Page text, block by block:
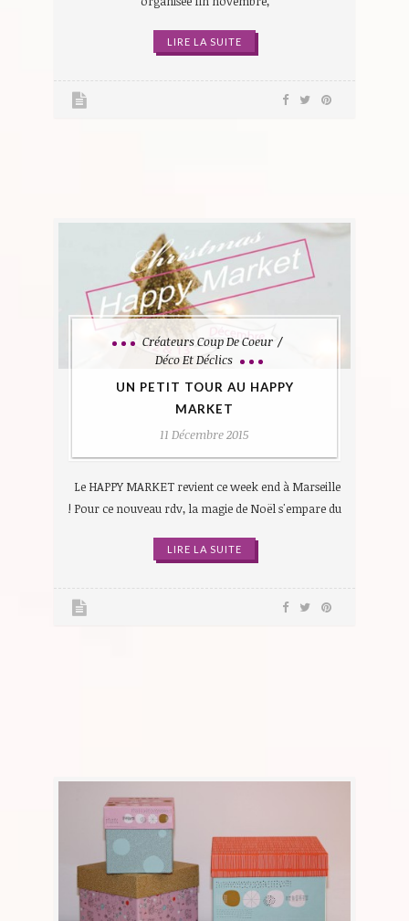
LIRE LA SUITE
Créateurs Coup De Coeur
Déco Et Déclics
UN PETIT TOUR AU HAPPY
MARKET
11 Décembre 2015
Le HAPPY MARKET revient ce week end à Marseille
! Pour ce nouveau rdv, la magie de Noël s'empare du
LIRE LA SUITE